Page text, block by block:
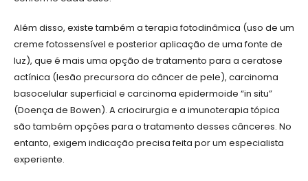
Além disso, existe também a terapia fotodinâmica (uso de um
creme fotossensível e posterior aplicação de uma fonte de
luz), que é mais uma opção de tratamento para a ceratose
actínica (lesão precursora do câncer de pele), carcinoma
basocelular superficial e carcinoma epidermoide “in situ”
(Doença de Bowen). A criocirurgia e a imunoterapia tópica
são também opções para o tratamento desses cânceres. No
entanto, exigem indicação precisa feita por um especialista
experiente.